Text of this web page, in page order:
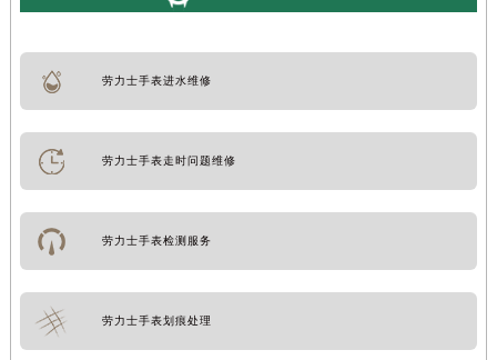
劳力士手表进水维修
劳力士手表走时问题维修
劳力士手表检测服务
劳力士手表划痕处理